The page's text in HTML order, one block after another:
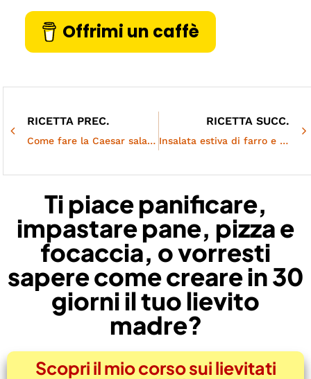
Offrimi un caffè
RICETTA PREC.
Come fare la Caesar salad in versione vegetale
RICETTA SUCC.
Insalata estiva di farro e lenticchie | Light e non banale
Ti piace panificare,
impastare pane, pizza e
focaccia, o vorresti
sapere come creare in 30
giorni il tuo lievito
madre?
Scopri il mio corso sui lievitati